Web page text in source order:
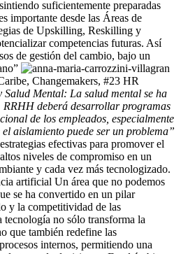
suficientemente preparadas
importante desde las Áreas de
de Upskilling, Reskilling y
competencias futuras. Así
de gestión del cambio, bajo un
Changemakers, #23 HR
Salud Mental: La salud mental se ha
deberá desarrollar programas
de los empleados, especialmente
aislamiento puede ser un problema”
efectivas para promover el
niveles de compromiso en un
y cada vez más tecnologizado.
artificial Un área que no podemos
se ha convertido en un pilar
y la competitividad de las
tecnología no sólo transforma la
que también redefine las
internos, permitiendo una